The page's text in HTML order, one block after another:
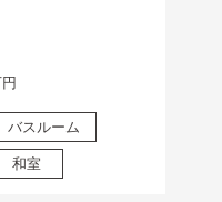
バスルーム
和室